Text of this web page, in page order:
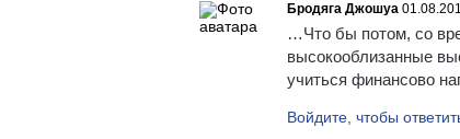
Бродяга Джошуа
…Что бы потом, со
высокооблизанные
учиться финансово
Войдите, чтобы